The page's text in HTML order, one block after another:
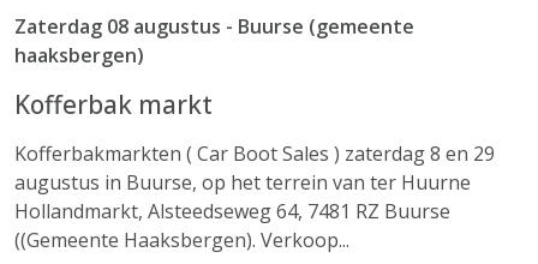
Zaterdag 08 augustus - Buurse (gemeente
haaksbergen)
Kofferbak markt
Kofferbakmarkten ( Car Boot Sales ) zaterdag 8 en 29
augustus in Buurse, op het terrein van ter Huurne
Hollandmarkt, Alsteedseweg 64, 7481 RZ Buurse
((Gemeente Haaksbergen). Verkoop...